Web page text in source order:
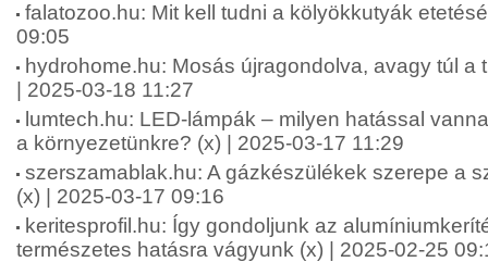
falatozoo.hu: Mit kell tudni a kölyökkutyák
09:05
hydrohome.hu: Mosás újragondolva, avagy túl a
| 2025-03-18 11:27
lumtech.hu: LED-lámpák – milyen hatással
a környezetünkre? (x) | 2025-03-17 11:29
szerszamablak.hu: A gázkészülékek szerepe a
(x) | 2025-03-17 09:16
keritesprofil.hu: Így gondoljunk az
természetes hatásra vágyunk (x) | 2025-02-25